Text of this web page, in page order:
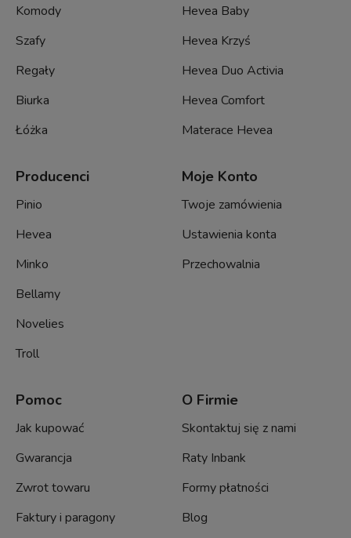
Komody
Szafy
Regały
Biurka
Łóżka
Hevea Baby
Hevea Krzyś
Hevea Duo Activia
Hevea Comfort
Materace Hevea
Producenci
Pinio
Hevea
Minko
Bellamy
Novelies
Troll
Moje Konto
Twoje zamówienia
Ustawienia konta
Przechowalnia
Pomoc
Jak kupować
Gwarancja
Zwrot towaru
Faktury i paragony
O Firmie
Skontaktuj się z nami
Raty Inbank
Formy płatności
Blog